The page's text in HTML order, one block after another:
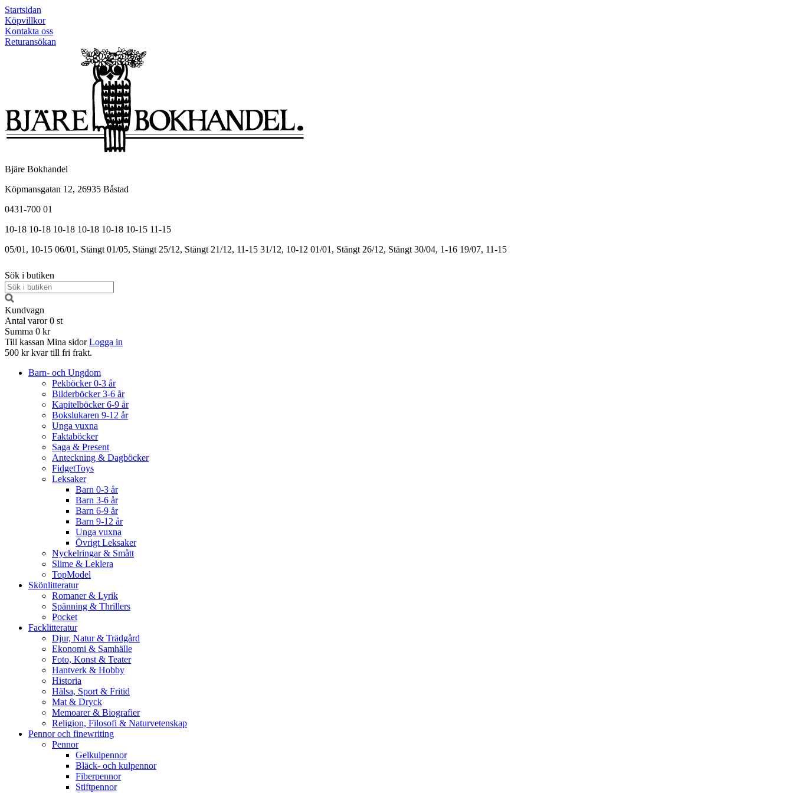
Startsidan
Köpvillkor
Kontakta oss
Returansökan
Bjäre Bokhandel
Köpmansgatan 12, 26935 Båstad
0431-700 01
10-18 10-18 10-18 10-18 10-18 10-15 11-15
05/01, 10-15 06/01, Stängt 01/05, Stängt 25/12, Stängt 21/12, 11-15 31/12, 10-12 01/01, Stängt 26/12, Stängt 30/04, 1-16 19/07, 11-15
Sök i butiken
Kundvagn
Antal varor 0 st
Summa 0 kr
Till kassan Mina sidor Logga in
500 kr kvar till fri frakt.
Barn- och Ungdom
Pekböcker 0-3 år
Bilderböcker 3-6 år
Kapitelböcker 6-9 år
Bokslukaren 9-12 år
Unga vuxna
Faktaböcker
Saga & Present
Anteckning & Dagböcker
FidgetToys
Leksaker
Barn 0-3 år
Barn 3-6 år
Barn 6-9 år
Barn 9-12 år
Unga vuxna
Övrigt Leksaker
Nyckelringar & Smått
Slime & Leklera
TopModel
Skönlitteratur
Romaner & Lyrik
Spänning & Thrillers
Pocket
Facklitteratur
Djur, Natur & Trädgård
Ekonomi & Samhälle
Foto, Konst & Teater
Hantverk & Hobby
Historia
Hälsa, Sport & Fritid
Mat & Dryck
Memoarer & Biografier
Religion, Filosofi & Naturvetenskap
Pennor och finewriting
Pennor
Gelkulpennor
Bläck- och kulpennor
Fiberpennor
Stiftpennor